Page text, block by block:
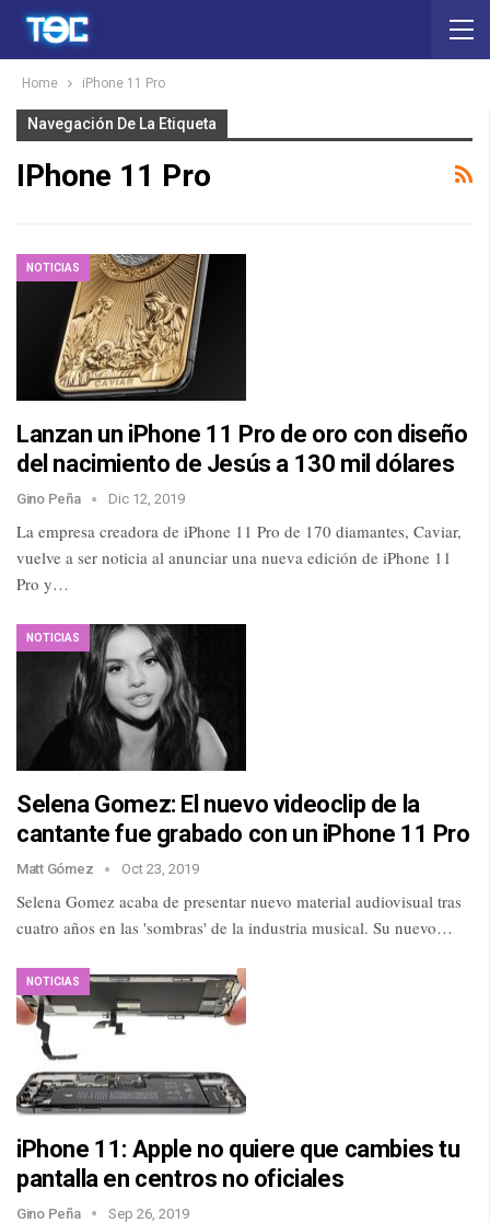
Home iPhone 11 Pro
Navegación De La Etiqueta
IPhone 11 Pro
NOTICIAS
Lanzan un iPhone 11 Pro de oro con diseño
del nacimiento de Jesús a 130 mil dólares
Gino Peña Dic 12, 2019
La empresa creadora de iPhone 11 Pro de 170 diamantes, Caviar,
vuelve a ser noticia al anunciar una nueva edición de iPhone 11
Pro y…
NOTICIAS
Selena Gomez: El nuevo videoclip de la
cantante fue grabado con un iPhone 11 Pro
Matt Gómez Oct 23, 2019
Selena Gomez acaba de presentar nuevo material audiovisual tras
cuatro años en las 'sombras' de la industria musical. Su nuevo…
NOTICIAS
iPhone 11: Apple no quiere que cambies tu
pantalla en centros no oficiales
Gino Peña Sep 26, 2019